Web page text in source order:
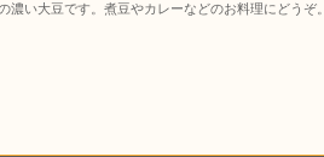
濃い大豆です。煮豆やカレーなどのお料理にどうぞ。